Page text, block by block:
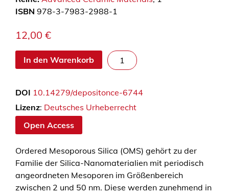
ISBN 978-3-7983-2988-1
12,00 €
In den Warenkorb
O
r
e
r
e
s
o
p
DOI 10.14279/depositonce-6744
Lizenz: Deutsches Urheberrecht
Open Access
Ordered Mesoporous Silica (OMS) gehört zu der
Familie der Silica-Nanomaterialien mit periodisch
angeordneten Mesoporen im Größenbereich
zwischen 2 und 50 nm. Diese werden zunehmend in